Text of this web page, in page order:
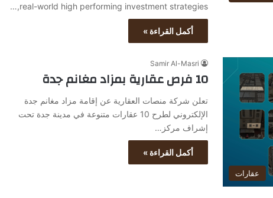
real-world high performing investment strategies,…
أكمل القراءة »
عقارات
Samir Al-Masri
10 فرص عقارية بمزاد مغانم جدة
تعلن شركة منصات العقارية عن إقامة مزاد مغانم جدة
الإلكتروني لطرح 10 عقارات متنوعة في مدينة جدة تحت
إشراف مركز…
أكمل القراءة »